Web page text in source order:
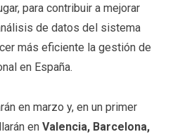
para contribuir a mejorar
de datos del sistema
más eficiente la gestión de
en España.
en marzo y, en un primer
en Valencia, Barcelona,